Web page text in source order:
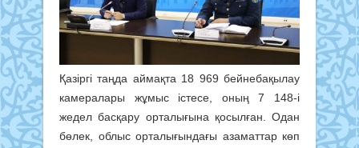
Қазіргі таңда аймақта 18 969 бейнебақылау
камералары жұмыс істесе, оның 7 148-і
жедел басқару орталығына қосылған. Одан
бөлек, облыс орталығындағы азаматтар көп